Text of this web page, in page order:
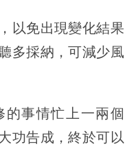
以免出現變化結果
多採納，可減少風
事情忙上一兩個
功告成，終於可以